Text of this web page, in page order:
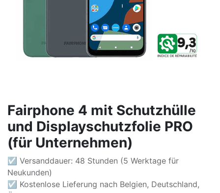
Fairphone 4 mit Schutzhülle
und Displayschutzfolie PRO
(für Unternehmen)
☑ Versanddauer: 48 Stunden (5 Werktage für
Neukunden)
☑ Kostenlose Lieferung nach Belgien, Deutschland,